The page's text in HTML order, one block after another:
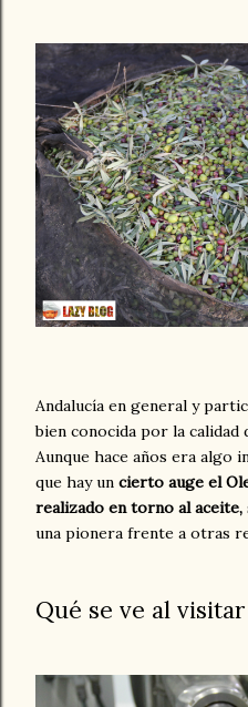
Andalucía en general y
bien conocida por la calidad
Aunque hace años era algo
que hay un cierto auge el
realizado en torno al aceite,
una pionera frente a otras
Qué se ve al